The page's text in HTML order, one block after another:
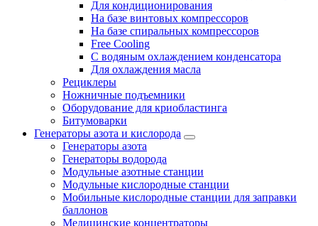
Для кондиционирования
На базе винтовых компрессоров
На базе спиральных компрессоров
Free Cooling
С водяным охлаждением конденсатора
Для охлаждения масла
Рециклеры
Ножничные подъемники
Оборудование для криобластинга
Битумоварки
Генераторы азота и кислорода
Генераторы азота
Генераторы водорода
Модульные азотные станции
Модульные кислородные станции
Мобильные кислородные станции для заправки
баллонов
Медицинские концентраторы